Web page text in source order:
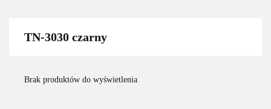
TN-3030 czarny
Brak produktów do wyświetlenia